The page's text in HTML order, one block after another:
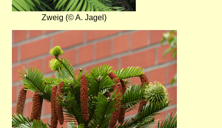
Zweig (© A. Jagel)